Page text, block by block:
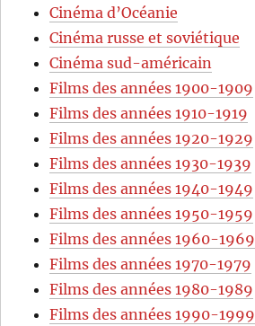
Cinéma d’Océanie
Cinéma russe et soviétique
Cinéma sud-américain
Films des années 1900-1909
Films des années 1910-1919
Films des années 1920-1929
Films des années 1930-1939
Films des années 1940-1949
Films des années 1950-1959
Films des années 1960-1969
Films des années 1970-1979
Films des années 1980-1989
Films des années 1990-1999